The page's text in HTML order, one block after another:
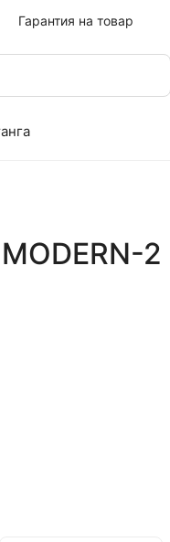
Гарантия на товар
2